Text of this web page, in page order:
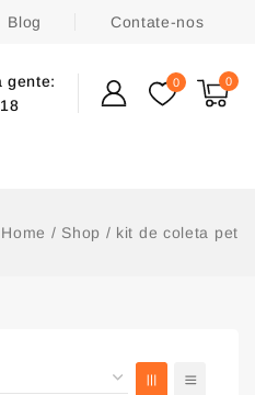
Blog Contate-nos
gente:
0 0
Home / Shop / kit de coleta pet